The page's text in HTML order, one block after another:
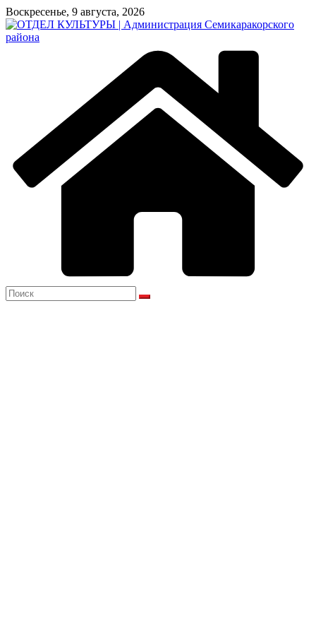
Перейти
к
содержимому
Воскресенье, 9 августа, 2026